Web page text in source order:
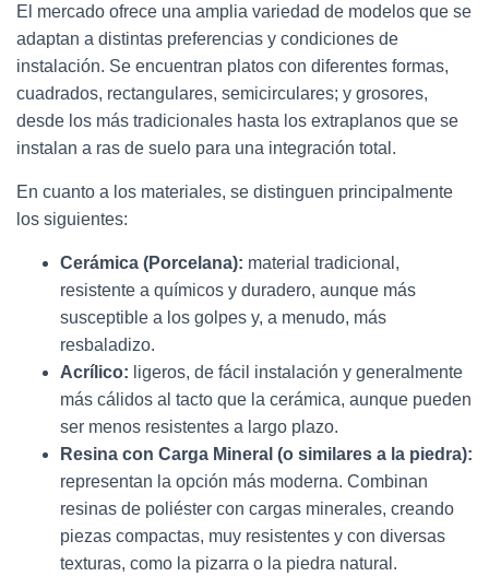
El mercado ofrece una amplia variedad de modelos que se
adaptan a distintas preferencias y condiciones de
instalación. Se encuentran platos con diferentes formas,
cuadrados, rectangulares, semicirculares; y grosores,
desde los más tradicionales hasta los extraplanos que se
instalan a ras de suelo para una integración total.
En cuanto a los materiales, se distinguen principalmente
los siguientes:
Cerámica (Porcelana): material tradicional,
resistente a químicos y duradero, aunque más
susceptible a los golpes y, a menudo, más
resbaladizo.
Acrílico: ligeros, de fácil instalación y generalmente
más cálidos al tacto que la cerámica, aunque pueden
ser menos resistentes a largo plazo.
Resina con Carga Mineral (o similares a la piedra):
representan la opción más moderna. Combinan
resinas de poliéster con cargas minerales, creando
piezas compactas, muy resistentes y con diversas
texturas, como la pizarra o la piedra natural.